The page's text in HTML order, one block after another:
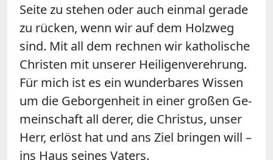
Seite zu stehen oder auch einmal gerade
zu rücken, wenn wir auf dem Holzweg
sind. Mit all dem rechnen wir ka­tholische
Christen mit unserer Heiligenverehrung.
Für mich ist es ein wunderbares Wissen
um die Geborgenheit in einer großen Ge­
meinschaft all derer, die Christus, unser
Herr, erlöst hat und ans Ziel bringen will –
ins Haus seines Vaters.